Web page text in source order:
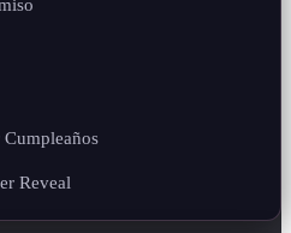
Cumpleaños
Reveal